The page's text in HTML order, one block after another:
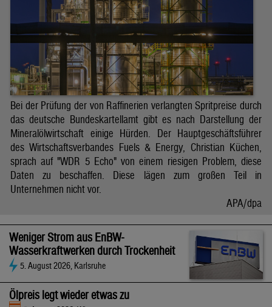
Bei der Prüfung der von Raffinerien verlangten Spritpreise durch
das deutsche Bundeskartellamt gibt es nach Darstellung der
Mineralölwirtschaft einige Hürden. Der Hauptgeschäftsführer
des Wirtschaftsverbandes Fuels & Energy, Christian Küchen,
sprach auf "WDR 5 Echo" von einem riesigen Problem, diese
Daten zu beschaffen. Diese lägen zum großen Teil in
Unternehmen nicht vor.
APA/dpa
Weniger Strom aus EnBW-
Wasserkraftwerken durch Trockenheit
5. August 2026, Karlsruhe
Ölpreis legt wieder etwas zu